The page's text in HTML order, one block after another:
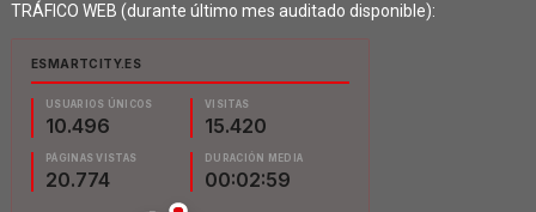
TRÁFICO WEB (durante último mes auditado disponible):